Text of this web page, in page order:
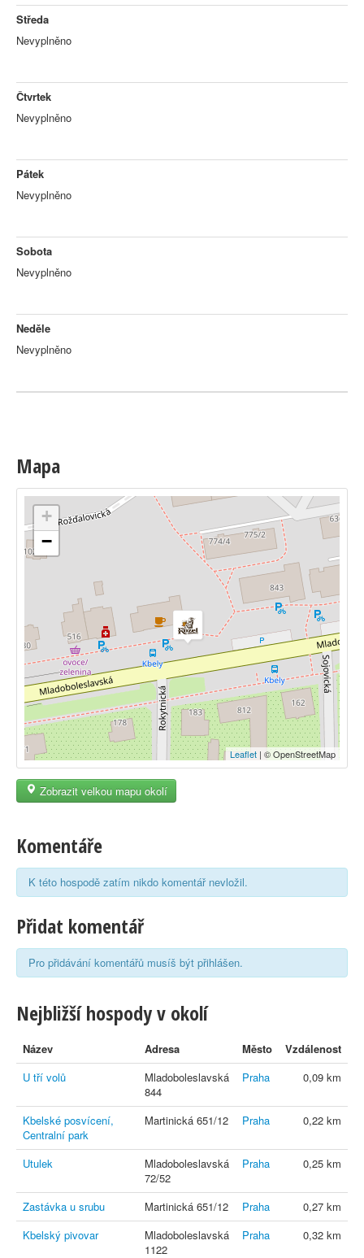
Středa
Nevyplněno
Čtvrtek
Nevyplněno
Pátek
Nevyplněno
Sobota
Nevyplněno
Neděle
Nevyplněno
Mapa
+
−
Leaflet | © OpenStreetMap
Zobrazit velkou mapu okolí
Komentáře
K této hospodě zatím nikdo komentář nevložil.
Přidat komentář
Pro přidávání komentářů musíš být přihlášen.
Nejbližší hospody v okolí
Název Adresa Město
Vzdálenost
U tří volů
Mladoboleslavská
844
Praha 0,09 km
Kbelské posvícení,
Centralní park
Martinická 651/12 Praha 0,22 km
Utulek
Mladoboleslavská
72/52
Praha 0,25 km
Zastávka u srubu Martinická 651/12 Praha
0,27 km
Kbelský pivovar
Mladoboleslavská
1122
Praha 0,32 km